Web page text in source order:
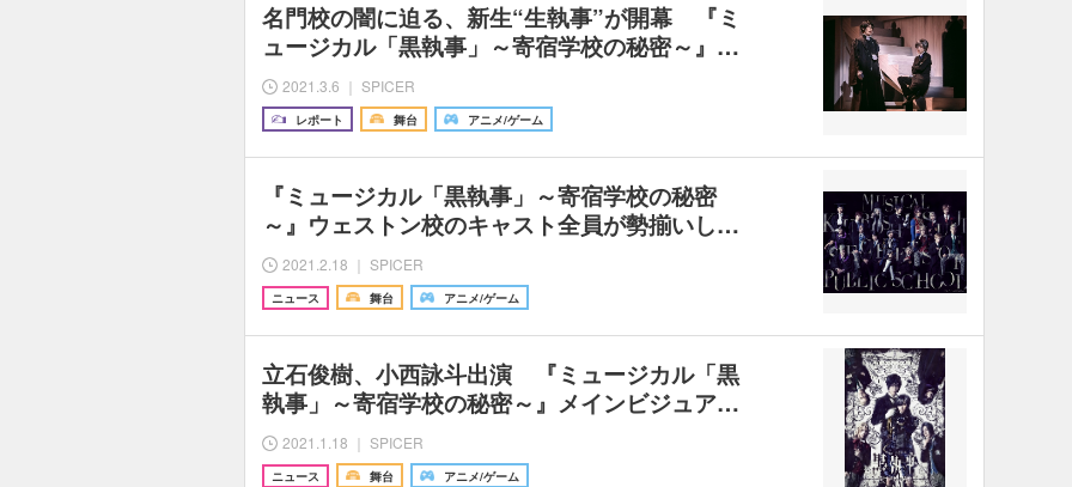
名門校の闇に迫る、新生“生執事”が開幕 『ミ
ュージカル「黒執事」～寄宿学校の秘密～』…
2021.3.6 ｜ SPICER
レポート 舞台 アニメ/ゲーム
『ミュージカル「黒執事」～寄宿学校の秘密
～』ウェストン校のキャスト全員が勢揃いし…
2021.2.18 ｜ SPICER
ニュース 舞台 アニメ/ゲーム
立石俊樹、小西詠斗出演 『ミュージカル「黒
執事」～寄宿学校の秘密～』メインビジュア…
2021.1.18 ｜ SPICER
ニュース 舞台 アニメ/ゲーム